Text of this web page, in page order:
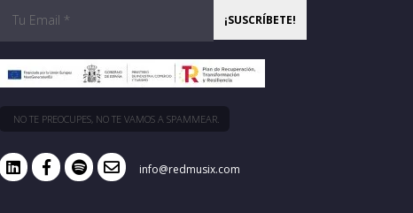
NO TE PREOCUPES, NO TE VAMOS A SPAMMEAR.
info@redmusix.com